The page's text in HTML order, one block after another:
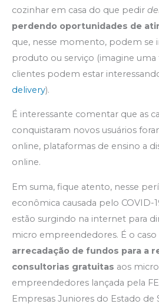
cozinhar em casa do que pedir
perdendo oportunidades de
que, nesse momento, podem se
produto ou serviço (imagine uma
clientes podem estar
delivery).
É interessante comentar que as
conquistaram novos usuários
online, plataformas de ensino a
online.
Em suma, fique atento, nesse
econômica causada pelo COVID-
estão surgindo na internet para
micro empreendedores. É o caso
arrecadação de fundos para a
consultorias gratuitas aos
empreendedores lançada pela
Empresas Juniores do Estado de